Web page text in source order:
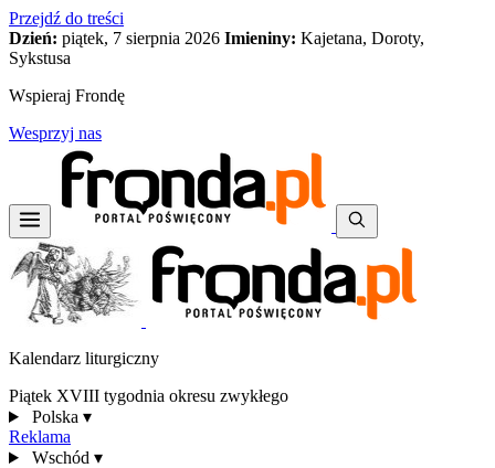
Przejdź do treści
Dzień: piątek, 7 sierpnia 2026 Imieniny: Kajetana, Doroty,
Sykstusa
Wspieraj Frondę
Wesprzyj nas
Kalendarz liturgiczny
Piątek XVIII tygodnia okresu zwykłego
Polska ▾
Reklama
Wschód ▾